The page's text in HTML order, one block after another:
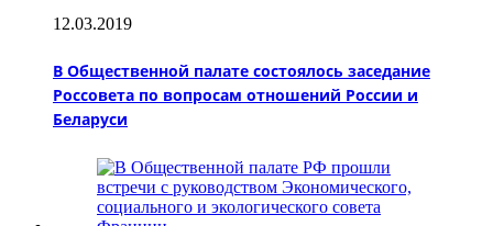
12.03.2019
В Общественной палате состоялось заседание
Россовета по вопросам отношений России и
Беларуси